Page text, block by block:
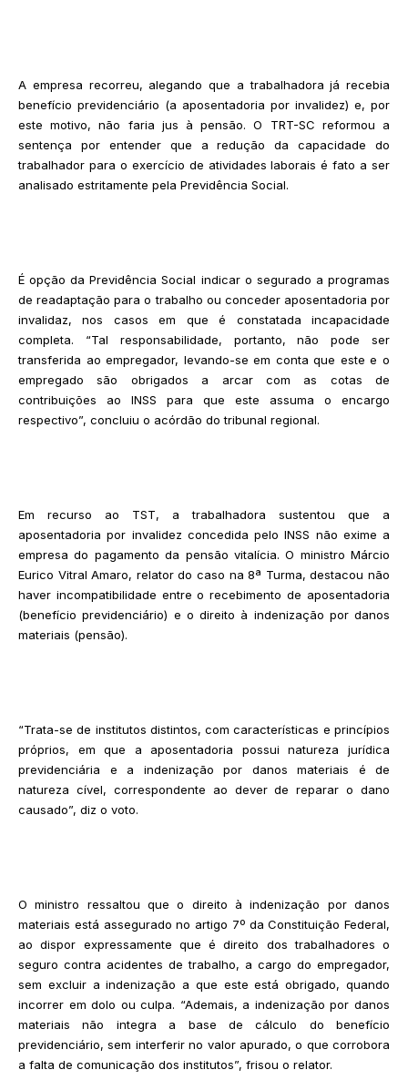
A empresa recorreu, alegando que a trabalhadora já recebia
benefício previdenciário (a aposentadoria por invalidez) e, por
este motivo, não faria jus à pensão. O TRT-SC reformou a
sentença por entender que a redução da capacidade do
trabalhador para o exercício de atividades laborais é fato a ser
analisado estritamente pela Previdência Social.
É opção da Previdência Social indicar o segurado a programas
de readaptação para o trabalho ou conceder aposentadoria por
invalidaz, nos casos em que é constatada incapacidade
completa. “Tal responsabilidade, portanto, não pode ser
transferida ao empregador, levando-se em conta que este e o
empregado são obrigados a arcar com as cotas de
contribuições ao INSS para que este assuma o encargo
respectivo”, concluiu o acórdão do tribunal regional.
Em recurso ao TST, a trabalhadora sustentou que a
aposentadoria por invalidez concedida pelo INSS não exime a
empresa do pagamento da pensão vitalícia. O ministro Márcio
Eurico Vitral Amaro, relator do caso na 8ª Turma, destacou não
haver incompatibilidade entre o recebimento de aposentadoria
(benefício previdenciário) e o direito à indenização por danos
materiais (pensão).
“Trata-se de institutos distintos, com características e princípios
próprios, em que a aposentadoria possui natureza jurídica
previdenciária e a indenização por danos materiais é de
natureza cível, correspondente ao dever de reparar o dano
causado”, diz o voto.
O ministro ressaltou que o direito à indenização por danos
materiais está assegurado no artigo 7º da Constituição Federal,
ao dispor expressamente que é direito dos trabalhadores o
seguro contra acidentes de trabalho, a cargo do empregador,
sem excluir a indenização a que este está obrigado, quando
incorrer em dolo ou culpa. “Ademais, a indenização por danos
materiais não integra a base de cálculo do benefício
previdenciário, sem interferir no valor apurado, o que corrobora
a falta de comunicação dos institutos”, frisou o relator.